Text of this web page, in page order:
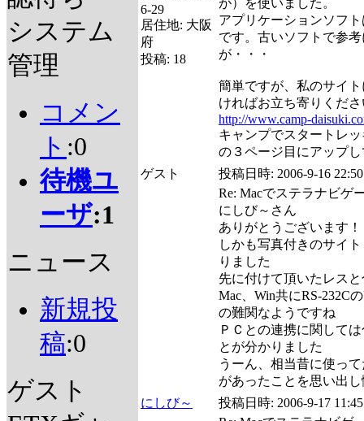
システム
管理
コメン
ト :0
待機ユ
ーザ:1
ニュース
新規投
稿:0
ゲスト
6-29
居住地: 大阪
府
投稿: 18
が）を使いました。
アプリケーションソフ
です。古いソフトで参
が・・・
簡単ですが、私のサイ
ければお立ち寄りくだ
http://www.camp-
キャンプでスタートレ
の３ページ目にアップ
ゲスト
投稿日時: 2006-9-16 22:50
Re: Macでステラナビゲ
にしび～さん
ありがとうございます！
しかも写真付きのサイ
りました
先に付けて頂いたレス
Mac、Win共にRS-232C
の難関なようですね
ＰＣとの連携に関して
とが分かりました
うーん、相当昔に使っ
があったことを思い出
にしび～
投稿日時: 2006-9-17 11:45